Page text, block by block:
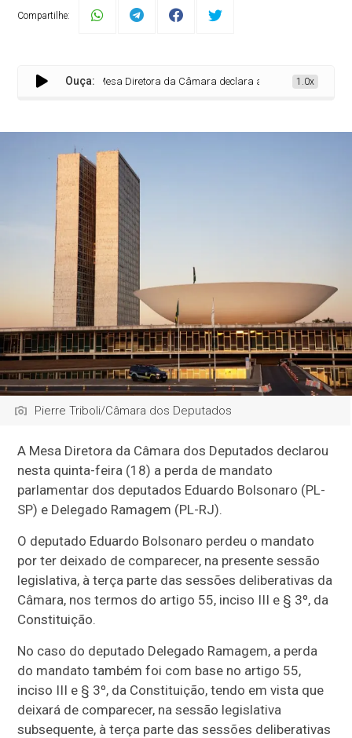
Compartilhe:
Ouça:
Mesa Diretora da Câmara declara a perda dos mandatos de
1.0x
Pierre Triboli/Câmara dos Deputados
A Mesa Diretora da Câmara dos Deputados declarou
nesta quinta-feira (18) a perda de mandato
parlamentar dos deputados Eduardo Bolsonaro (PL-
SP) e Delegado Ramagem (PL-RJ).
O deputado Eduardo Bolsonaro perdeu o mandato
por ter deixado de comparecer, na presente sessão
legislativa, à terça parte das sessões deliberativas da
Câmara, nos termos do artigo 55, inciso III e § 3º, da
Constituição.
No caso do deputado Delegado Ramagem, a perda
do mandato também foi com base no artigo 55,
inciso III e § 3º, da Constituição, tendo em vista que
deixará de comparecer, na sessão legislativa
subsequente, à terça parte das sessões deliberativas